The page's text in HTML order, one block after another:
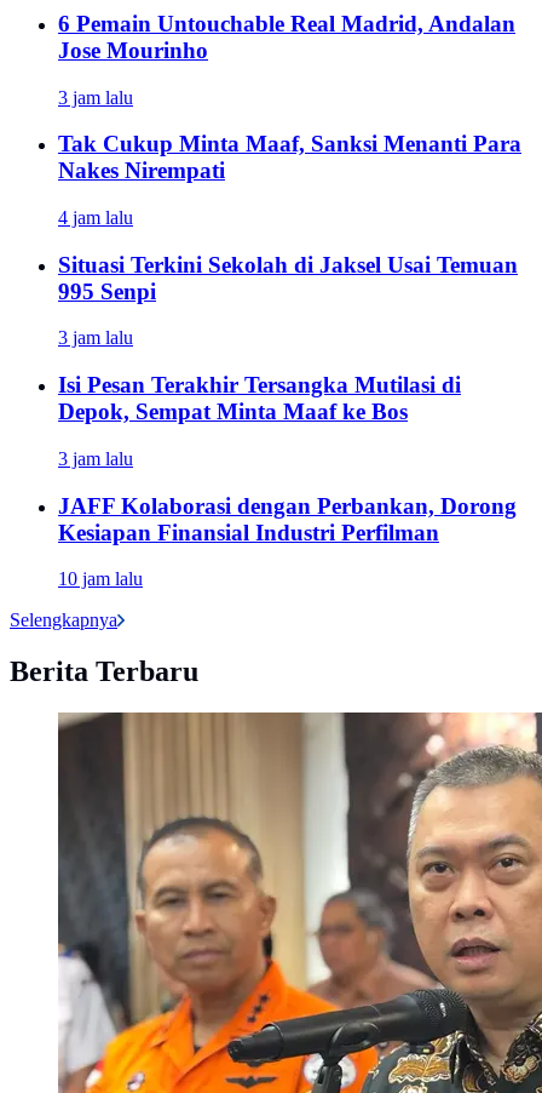
6 Pemain Untouchable Real Madrid, Andalan
Jose Mourinho
3 jam lalu
Tak Cukup Minta Maaf, Sanksi Menanti Para
Nakes Nirempati
4 jam lalu
Situasi Terkini Sekolah di Jaksel Usai Temuan
995 Senpi
3 jam lalu
Isi Pesan Terakhir Tersangka Mutilasi di
Depok, Sempat Minta Maaf ke Bos
3 jam lalu
JAFF Kolaborasi dengan Perbankan, Dorong
Kesiapan Finansial Industri Perfilman
10 jam lalu
Selengkapnya
Berita Terbaru